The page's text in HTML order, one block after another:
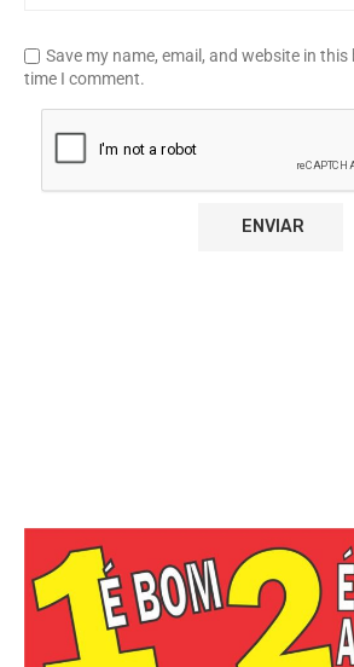
Save my name, email, and website in
time I comment.